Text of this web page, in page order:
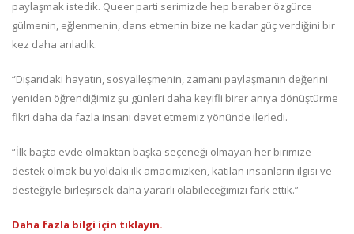
paylaşmak istedik. Queer parti serimizde hep beraber özgürce
gülmenin, eğlenmenin, dans etmenin bize ne kadar güç verdiğini bir
kez daha anladık.
“Dışarıdaki hayatın, sosyalleşmenin, zamanı paylaşmanın değerini
yeniden öğrendiğimiz şu günleri daha keyifli birer anıya dönüştürme
fikri daha da fazla insanı davet etmemiz yönünde ilerledi.
“İlk başta evde olmaktan başka seçeneği olmayan her birimize
destek olmak bu yoldaki ilk amacımızken, katılan insanların ilgisi ve
desteğiyle birleşirsek daha yararlı olabileceğimizi fark ettik.”
Daha fazla bilgi için tıklayın.